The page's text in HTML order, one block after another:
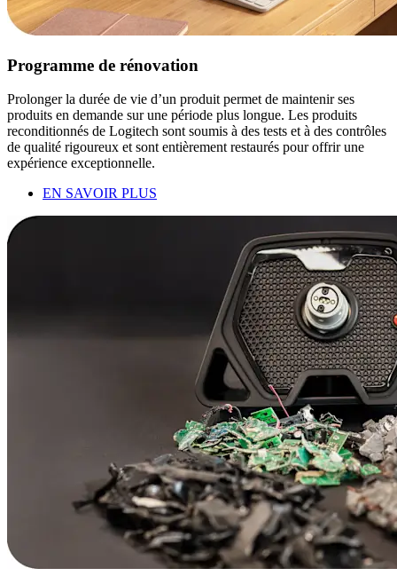
Programme de rénovation
Prolonger la durée de vie d’un produit permet de maintenir ses
produits en demande sur une période plus longue. Les produits
reconditionnés de Logitech sont soumis à des tests et à des contrôles
de qualité rigoureux et sont entièrement restaurés pour offrir une
expérience exceptionnelle.
EN SAVOIR PLUS